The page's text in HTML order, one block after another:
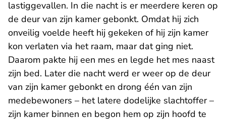
lastiggevallen. In die nacht is er meerdere keren op
de deur van zijn kamer gebonkt. Omdat hij zich
onveilig voelde heeft hij gekeken of hij zijn kamer
kon verlaten via het raam, maar dat ging niet.
Daarom pakte hij een mes en legde het mes naast
zijn bed. Later die nacht werd er weer op de deur
van zijn kamer gebonkt en drong één van zijn
medebewoners – het latere dodelijke slachtoffer –
zijn kamer binnen en begon hem op zijn hoofd te